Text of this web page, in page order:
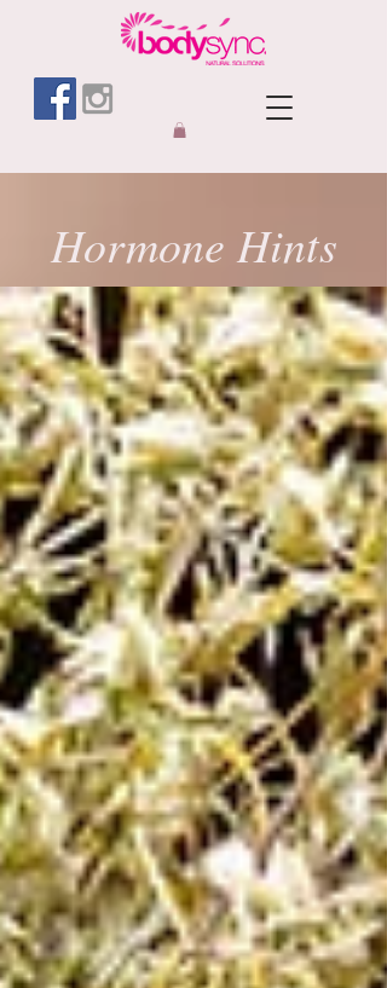
Hormone Hints